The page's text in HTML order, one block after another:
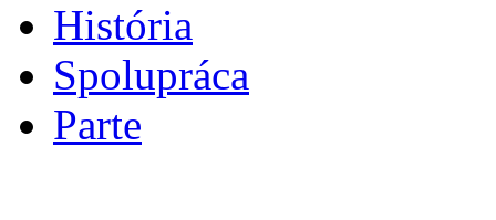
História
Spolupráca
Parte